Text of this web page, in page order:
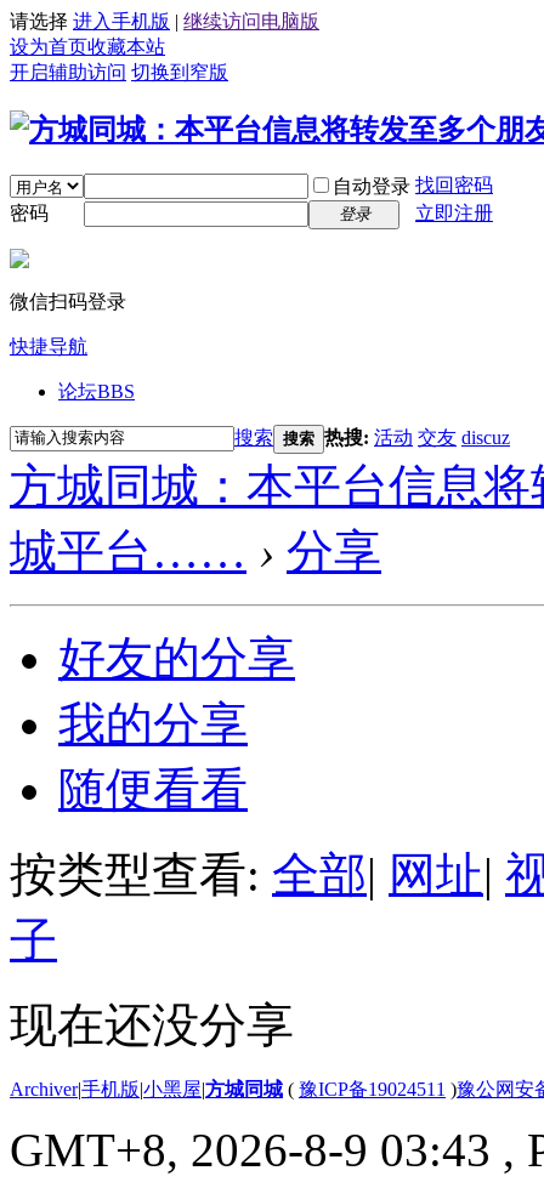
请选择 进入手机版 | 继续访问电脑版
设为首页收藏本站
开启辅助访问 切换到窄版
自动登录 找回密码
密码
登录 立即注册
微信扫码登录
快捷导航
论坛BBS
搜索 搜索 热搜: 活动 交友 discuz
方城同城：本平台信息
城平台…… › 分享
好友的分享
我的分享
随便看看
按类型查看: 全部| 网址|
子
现在还没分享
Archiver|手机版|小黑屋|方城同城 ( 豫ICP备19024511 )豫公网安
GMT+8, 2026-8-9 03:43 ,